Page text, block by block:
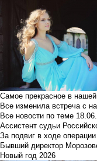
Самое прекрасное в нашей
Все изменила встреча с
Все новости по теме
Ассистент судьи
За подвиг в ходе
Бывший директор
Новый год 2026